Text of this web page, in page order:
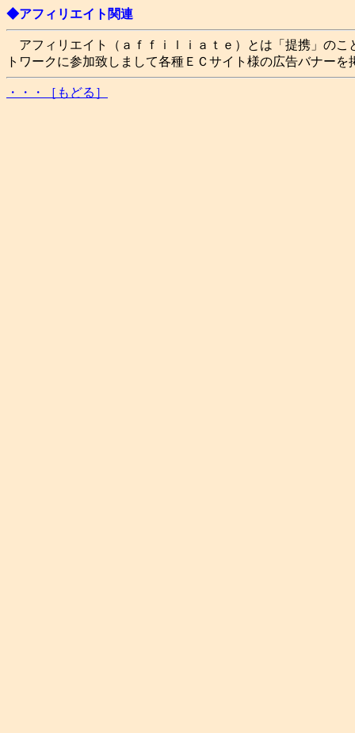
◆アフィリエイト関連
アフィリエイト（ａｆｆｉｌｉａｔｅ）とは「提携」のこ
トワークに参加致しまして各種ＥＣサイト様の広告バナーを
・・・［もどる］